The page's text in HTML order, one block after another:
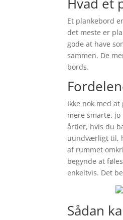
Et plankebord
det meste er
gode at have
sammen. De
bords.
Ikke nok med
mere smarte,
årtier, hvis du
uundværligt til,
af rummet
begynde at
enkeltvis. Det
Sådan